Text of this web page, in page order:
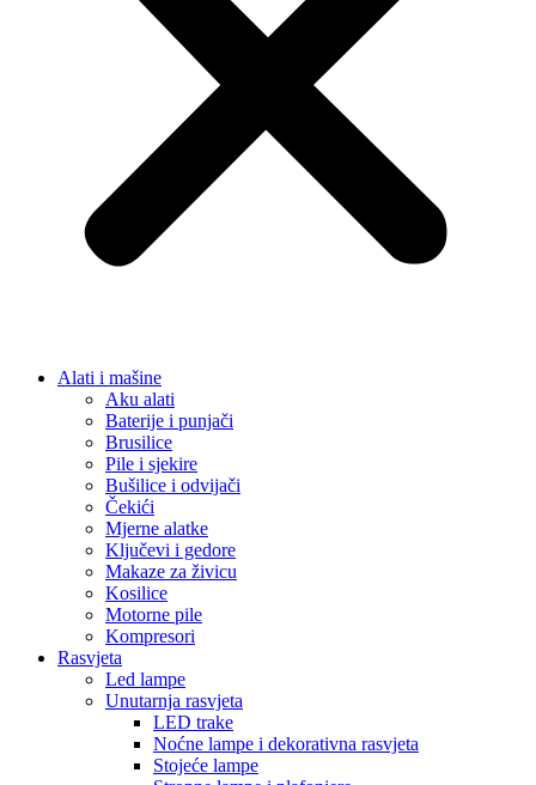
Alati i mašine
Aku alati
Baterije i punjači
Brusilice
Pile i sjekire
Bušilice i odvijači
Čekići
Mjerne alatke
Ključevi i gedore
Makaze za živicu
Kosilice
Motorne pile
Kompresori
Rasvjeta
Led lampe
Unutarnja rasvjeta
LED trake
Noćne lampe i dekorativna rasvjeta
Stojeće lampe